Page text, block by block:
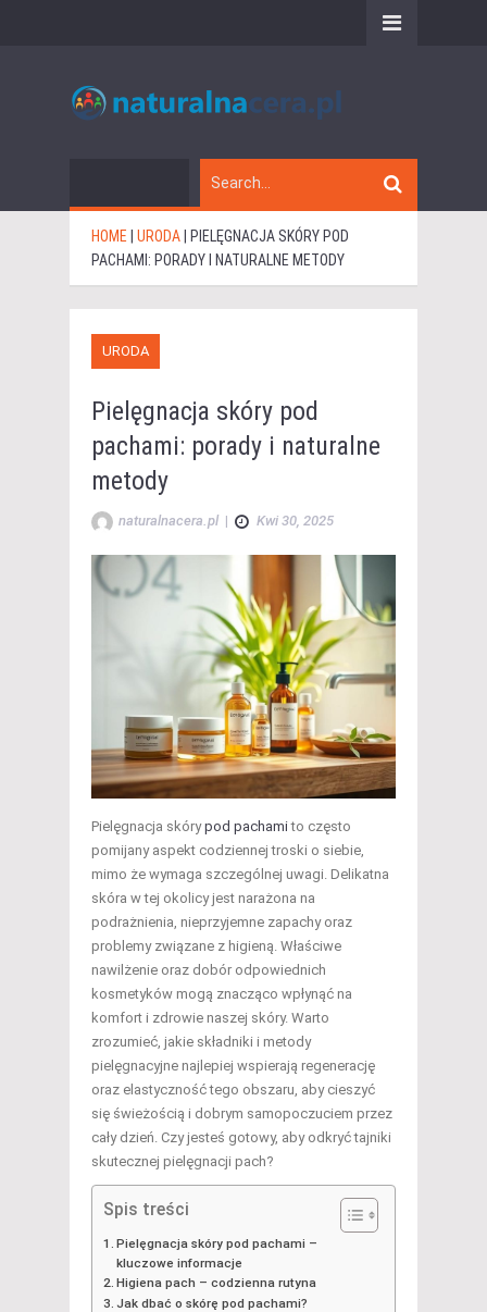
HOME URODA
PIELĘGNACJA SKÓRY POD
PACHAMI: PORADY I NATURALNE METODY
URODA
Pielęgnacja skóry pod
pachami: porady i naturalne
metody
naturalnacera.pl | Kwi 30, 2025
Pielęgnacja skórypod pachamito często
pomijany aspekt codziennej troski o siebie,
mimo że wymaga szczególnej uwagi. Delikatna
skóra w tej okolicy jest narażona na
podrażnienia, nieprzyjemne zapachy oraz
problemy związane z higieną. Właściwe
nawilżenie oraz dobór odpowiednich
kosmetyków mogą znacząco wpłynąć na
komfort i zdrowie naszej skóry. Warto
zrozumieć, jakie składniki i metody
pielęgnacyjne najlepiej wspierają regenerację
oraz elastyczność tego obszaru, aby cieszyć
się świeżością i dobrym samopoczuciem przez
cały dzień. Czy jesteś gotowy, aby odkryć tajniki
skutecznej pielęgnacji pach?
Spis treści
Pielęgnacja skóry pod pachami –
kluczowe informacje
Higiena pach – codzienna rutyna
Jak dbać o skórę pod pachami?